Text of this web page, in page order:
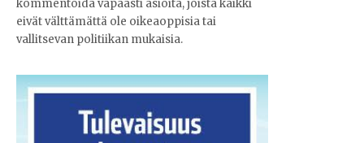
kommentoida vapaasti asioita, joista kaikki
eivät välttämättä ole oikeaoppisia tai
vallitsevan politiikan mukaisia.